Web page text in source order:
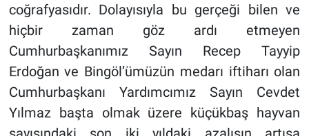
coğrafyasıdır. Dolayısıyla bu gerçeği bilen ve
hiçbir zaman göz ardı etmeyen
Cumhurbaşkanımız Sayın Recep Tayyip
Erdoğan ve Bingöl’ümüzün medarı iftiharı olan
Cumhurbaşkanı Yardımcımız Sayın Cevdet
Yılmaz başta olmak üzere küçükbaş hayvan